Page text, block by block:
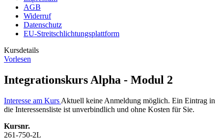
AGB
Widerruf
Datenschutz
EU-Streitschlichtungsplattform
Kursdetails
Vorlesen
Integrationskurs Alpha - Modul 2
Interesse am Kurs Aktuell keine Anmeldung möglich. Ein Eintrag in
die Interessensliste ist unverbindlich und ohne Kosten für Sie.
Kursnr.
261-750-2L